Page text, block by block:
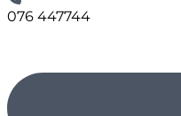
076 447744